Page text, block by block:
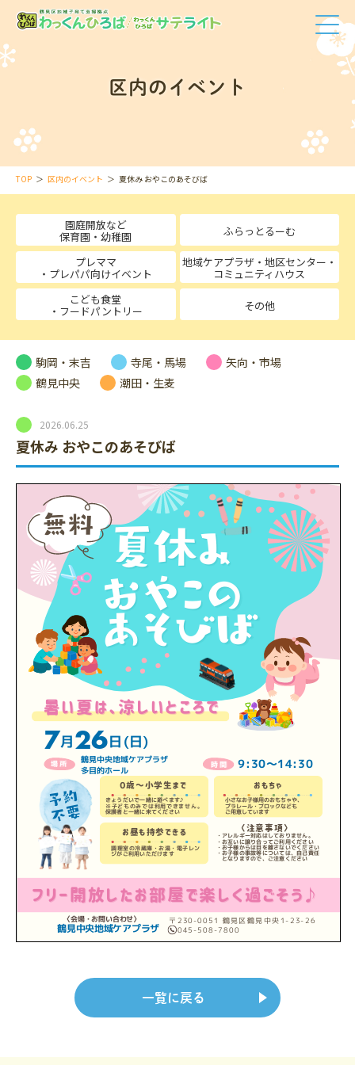
区内のイベント
TOP 区内のイベント 夏休み おやこのあそびば
園庭開放など
保育園・幼稚園 ふらっとるーむ
プレママ
・プレパパ向けイベント
地域ケアプラザ・地区センター・
コミュニティハウス
こども食堂
・フードパントリー その他
駒岡・末吉 寺尾・馬場
矢向・市場
鶴見中央
潮田・生麦
2026.06.25
夏休み おやこのあそびば
一覧に戻る